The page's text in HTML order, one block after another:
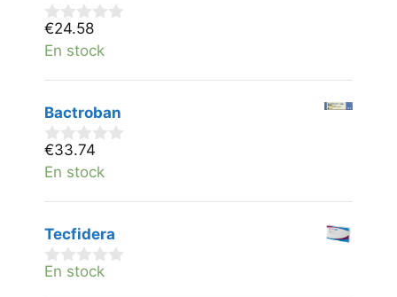
0
v
n
€24.58
En stock
Bactroban
0
v
n
€33.74
En stock
Tecfidera
0
En stock